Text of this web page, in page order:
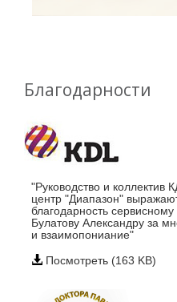
Благодарности
"Руководство и
центр "Диапазон"
благодарность
Булатову Александру за
и взаимопониание"
Посмотреть (163 KB)